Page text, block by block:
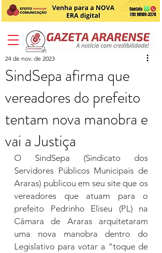
SindSepa afirma que
vereadores do prefeito
tentam nova manobra e
vai a Justiça
24 de nov. de 2023
O SindSepa (Sindicato dos
Servidores Públicos Municipais de
Araras) publicou em seu site que os
vereadores que atuam para o
prefeito Pedrinho Eliseu (PL) na
Câmara de Araras arquitetaram
uma nova manobra dentro do
Legislativo para votar a “toque de